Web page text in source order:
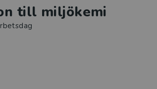
till miljökemi